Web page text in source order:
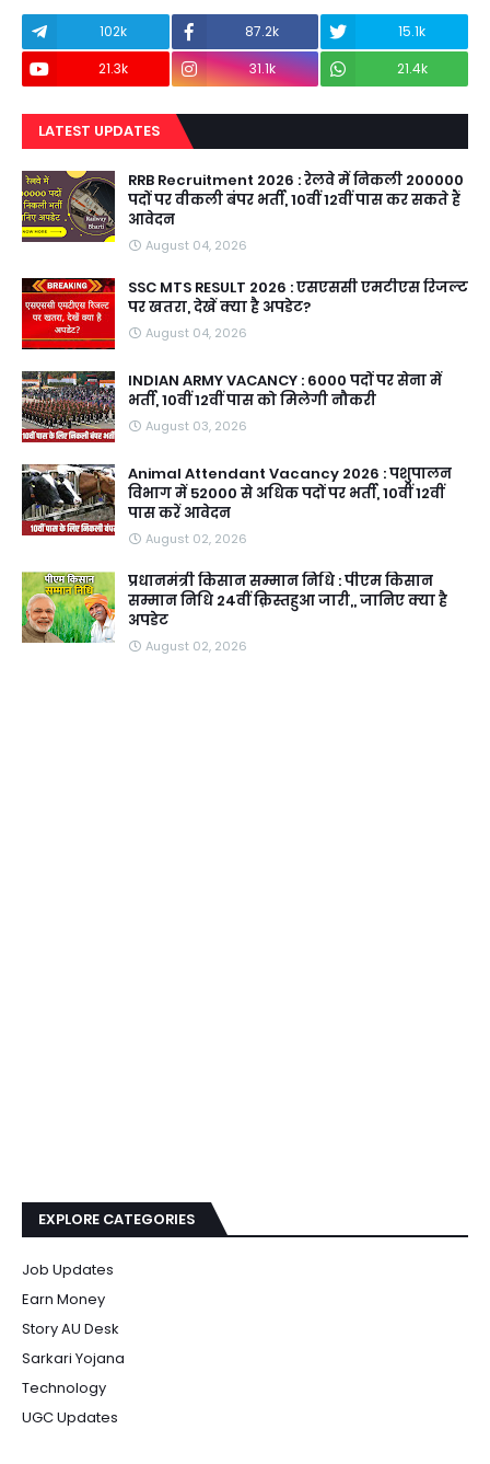
102k 87.2k
15.1k
21.3k
31.1k 21.4k
LATEST UPDATES
RRB Recruitment 2026 : रेलवे में निकली 200000
पदों पर वीकली बंपर भर्ती, 10वीं 12वीं पास कर सकते हैं
आवेदन
August 04, 2026
SSC MTS RESULT 2026 : एसएससी एमटीएस रिजल्ट
पर खतरा, देखें क्या है अपडेट?
August 04, 2026
INDIAN ARMY VACANCY : 6000 पदों पर सेना में
भर्ती, 10वीं 12वीं पास को मिलेगी नौकरी
August 03, 2026
Animal Attendant Vacancy 2026 : पशुपालन
विभाग में 52000 से अधिक पदों पर भर्ती, 10वीं 12वीं
पास करें आवेदन
August 02, 2026
प्रधानमंत्री किसान सम्मान निधि : पीएम किसान
सम्मान निधि 24वीं क़िस्तहुआ जारी,, जानिए क्या है
अपडेट
August 02, 2026
EXPLORE CATEGORIES
Job Updates
Earn Money
Story AU Desk
Sarkari Yojana
Technology
UGC Updates